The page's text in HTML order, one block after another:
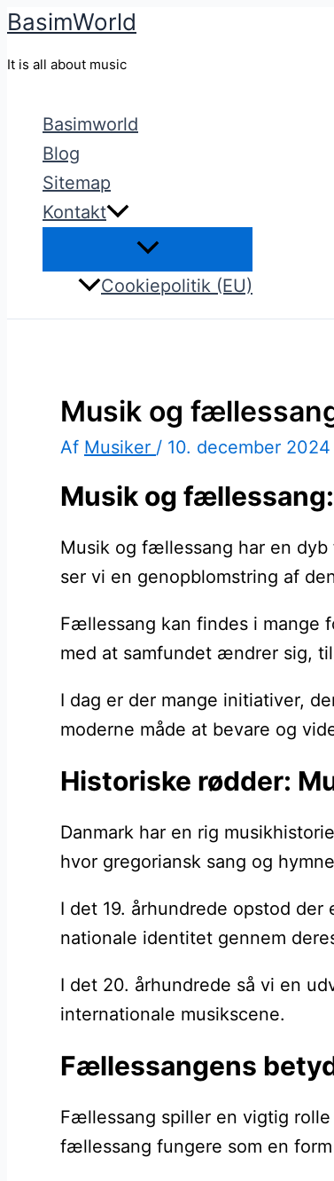
Gå
BasimWorld
It is all about music
Basimworld
Blog
Sitemap
Kontakt
Cookiepolitik (EU)
Musik og
Af Musiker / 10. december 2024
Musik og
Musik og fællessang har en dyb
ser vi en genopblomstring af
Fællessang kan findes i mange
med at samfundet ændrer sig,
I dag er der mange initiativer,
moderne måde at bevare og
Historiske rødder:
Danmark har en rig
hvor gregoriansk sang og
I det 19. århundrede opstod
nationale identitet gennem
I det 20. århundrede så vi en
internationale musikscene.
Fællessangens
Fællessang spiller en vigtig
fællessang fungere som en